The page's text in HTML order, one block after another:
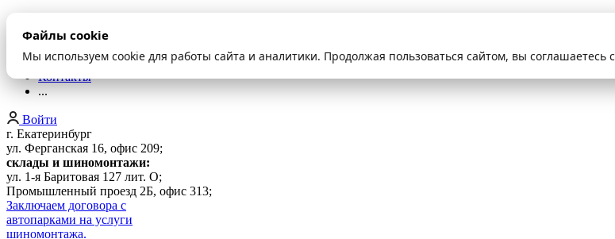
Файлы cookie
Мы используем cookie для работы сайта и аналитики. Продолжая пользоваться сайтом, вы соглашаетесь с
Оплата и доставка
Шиномонтаж
Контакты
...
Войти
г. Екатеринбург
ул. Ферганская 16, офис 209;
склады и шиномонтажи:
ул. 1-я Баритовая 127 лит. О;
Промышленный проезд 2Б, офис 313;
Заключаем договора с
автопарками на услуги
шиномонтажа.